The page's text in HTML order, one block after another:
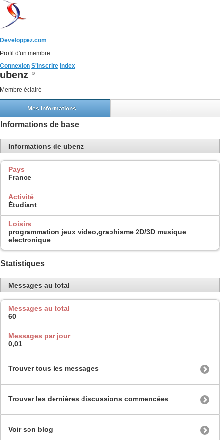
Developpez.com
Profil d'un membre
Connexion S'inscrire Index
ubenz
Membre éclairé
Mes informations ...
Informations de base
Informations de ubenz
Pays
France
Activité
Étudiant
Loisirs
programmation jeux video,graphisme 2D/3D musique
electronique
Statistiques
Messages au total
Messages au total
60
Messages par jour
0,01
Trouver tous les messages
Trouver les dernières discussions commencées
Voir son blog